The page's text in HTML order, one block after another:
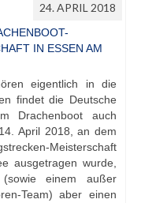
24. APRIL 2018
eigentlich in die
findet die Deutsche
Drachenboot auch
April 2018, an dem
Meisterschaft
ausgetragen wurde,
einem außer
Team) aber einen